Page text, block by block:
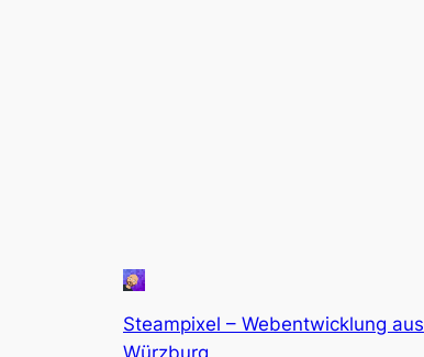
Steampixel – Webentwicklung aus
Würzburg